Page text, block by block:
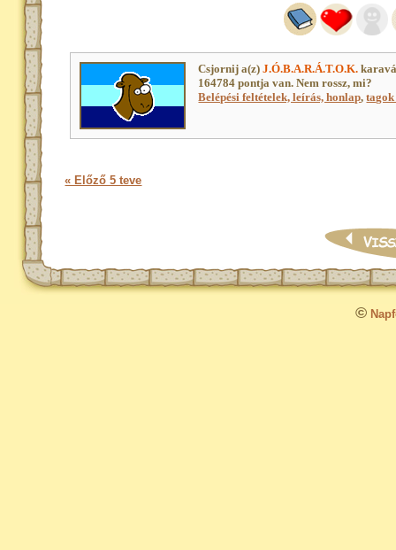
Csjornij a(z)J.Ó.B.A.R.Á.T.O.K.
164784 pontja van. Nem rossz, mi?
Belépési feltételek, leírás, honlap,
« Előző 5 teve
©